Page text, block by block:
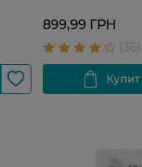
899,99 ГРН